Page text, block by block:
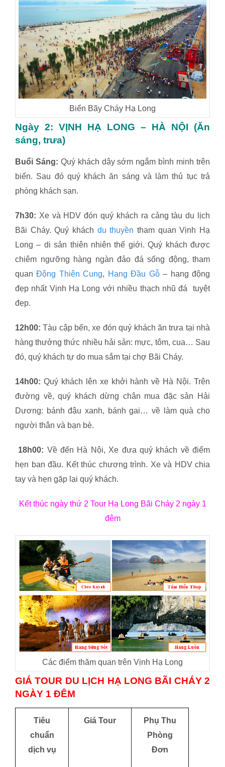
Biển Bãy Cháy Hạ Long
Ngày 2: VỊNH HẠ LONG – HÀ NỘI (Ăn
sáng, trưa)
Buổi Sáng: Quý khách dậy sớm ngắm bình minh trên
biển. Sau đó quý khách ăn sáng và làm thủ tục trả
phòng khách sạn.
7h30: Xe và HDV đón quý khách ra cảng tàu du lịch
Bãi Cháy. Quý khách du thuyền tham quan Vịnh Hạ
Long – di sản thiên nhiên thế giới. Quý khách được
chiêm ngưỡng hàng ngàn đảo đá sống động, tham
quanĐộng Thiên Cung, Hang Đầu Gỗ– hang động
đẹp nhất Vịnh Hạ Long với nhiều thạch nhũ đá tuyệt
đẹp.
12h00: Tàu cập bến, xe đón quý khách ăn trưa tại nhà
hàng thưởng thức nhiều hải sản: mực, tôm, cua… Sau
đó, quý khách tự do mua sắm tại chợ Bãi Cháy.
14h00: Quý khách lên xe khởi hành về Hà Nội. Trên
đường về, quý khách dừng chân mua đặc sản Hải
Dương: bánh đậu xanh, bánh gai… về làm quà cho
người thân và bạn bè.
18h00: Về đến Hà Nội, Xe đưa quý khách về điểm
hẹn ban đầu. Kết thúc chương trình. Xe và HDV chia
tay và hẹn gặp lại quý khách.
Kết thúc ngày thứ 2 Tour Hạ Long Bãi Cháy 2 ngày 1
đêm
Các điểm thăm quan trên Vịnh Hạ Long
GIÁ TOUR DU LỊCH HẠ LONG BÃI CHÁY 2
NGÀY 1 ĐÊM
Tiêu
chuẩn
d ịch vụ
Giá Tour
Phụ Thu
Phòng
Đơn